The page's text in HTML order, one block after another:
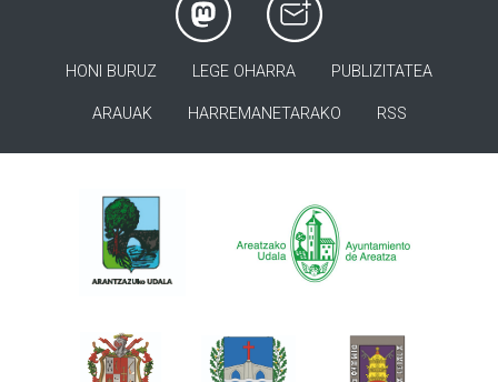
HONI BURUZ LEGE OHARRA PUBLIZITATEA
ARAUAK HARREMANETARAKO RSS